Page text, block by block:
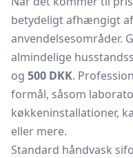
betydeligt afhængigt
anvendelsesområder.
almindelige
og 500 DKK.
formål, såsom
køkkeninstallationer,
eller mere.
Standard håndvask